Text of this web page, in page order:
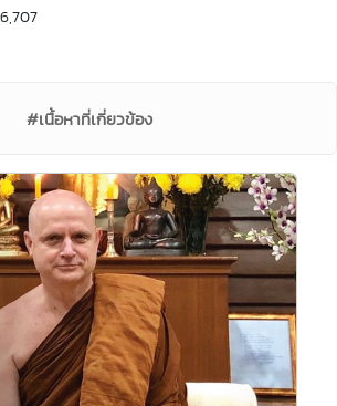
#เนื้อหาที่เกี่ยวข้อง